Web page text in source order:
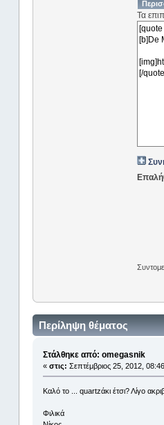
Τα
Περίληψη θέματος
Στάλθηκε από: omegasnik
« στις: Σεπτέμβριος 25, 2012,
Καλό το ... quartzάκι έτσι? Λίγο
Φιλικά